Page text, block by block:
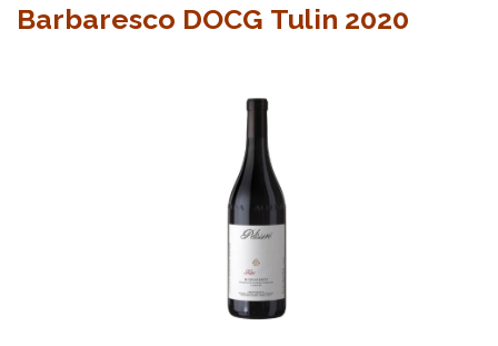
Barbaresco DOCG Tulin 2020